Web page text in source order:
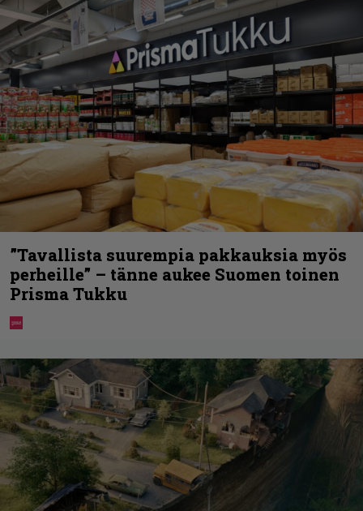
”Tavallista suurempia pakkauksia myös
perheille” – tänne aukee Suomen toinen
Prisma Tukku